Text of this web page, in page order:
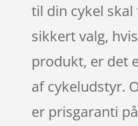
til din cykel
sikkert valg,
produkt, er det
af cykeludstyr.
er prisgaranti